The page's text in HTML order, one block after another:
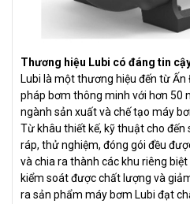
Thương hiệu Lubi có đáng tin
Lubi là một thương hiệu đến từ
pháp bơm thông minh với hơn 50
ngành sản xuất và chế tạo máy
Từ khâu thiết kế, kỹ thuật cho
ráp, thử nghiệm, đóng gói đều
và chia ra thành các khu riêng
kiểm soát được chất lượng và
ra sản phẩm máy bơm Lubi đạt